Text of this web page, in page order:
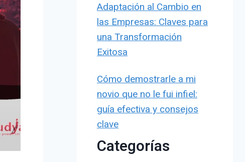
Adaptación al Cambio en
las Empresas: Claves para
una Transformación
Exitosa
Cómo demostrarle a mi
novio que no le fui infiel:
guía efectiva y consejos
clave
Categorías